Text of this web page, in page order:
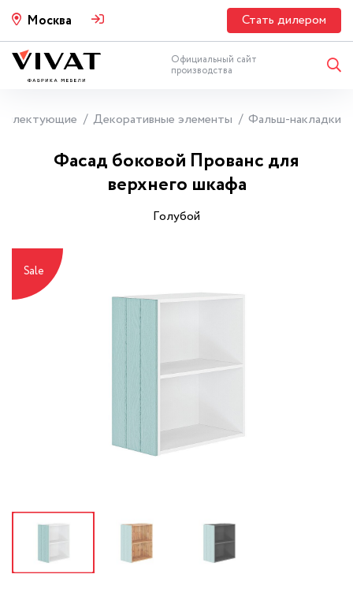
Москва Стать дилером
Официальный сайт
производства
Декоративные элементы Фальш-накладки
Фасад боковой Прованс для
верхнего шкафа
Гoлyбoй
Sale